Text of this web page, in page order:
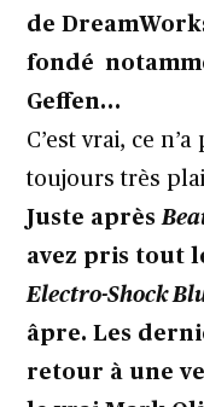
de
fondé
Geffen…
C’est vrai, ce
toujours très
Juste après
avez pris tout
Electro-Shock
âpre. Les
retour à une